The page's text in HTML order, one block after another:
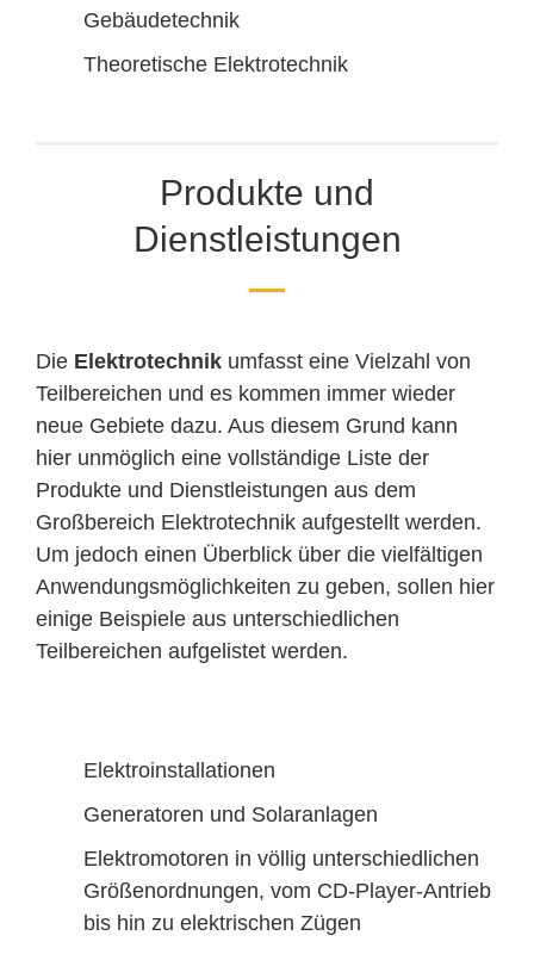
Gebäudetechnik
Theoretische Elektrotechnik
Produkte und
Dienstleistungen
Die Elektrotechnik umfasst eine Vielzahl von
Teilbereichen und es kommen immer wieder
neue Gebiete dazu. Aus diesem Grund kann
hier unmöglich eine vollständige Liste der
Produkte und Dienstleistungen aus dem
Großbereich Elektrotechnik aufgestellt werden.
Um jedoch einen Überblick über die vielfältigen
Anwendungsmöglichkeiten zu geben, sollen hier
einige Beispiele aus unterschiedlichen
Teilbereichen aufgelistet werden.
Elektroinstallationen
Generatoren und Solaranlagen
Elektromotoren in völlig unterschiedlichen
Größenordnungen, vom CD-Player-Antrieb
bis hin zu elektrischen Zügen